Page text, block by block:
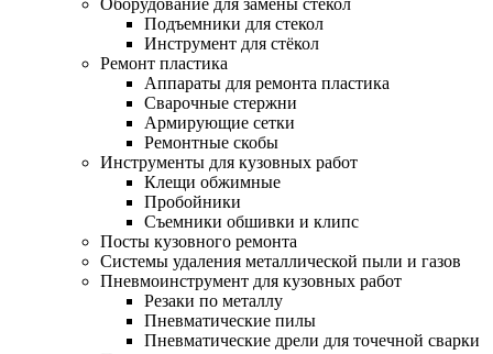
Оборудование для замены стекол
Подъемники для стекол
Инструмент для стёкол
Ремонт пластика
Аппараты для ремонта пластика
Сварочные стержни
Армирующие сетки
Ремонтные скобы
Инструменты для кузовных работ
Клещи обжимные
Пробойники
Съемники обшивки и клипс
Посты кузовного ремонта
Системы удаления металлической пыли и газов
Пневмоинструмент для кузовных работ
Резаки по металлу
Пневматические пилы
Пневматические дрели для точечной сварки